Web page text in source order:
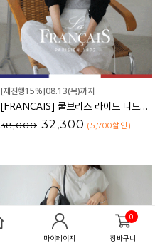
마이페이지
0
장바구니
[재진행15%]08.13(목)까지
[FRANCAIS] 쿨브리즈 라이트 니트 가디건_F6S216CA
38,000 32,300 (5,700할인 )